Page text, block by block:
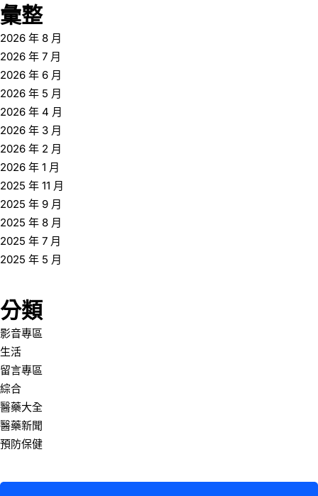
彙整
2026 年 8 月
2026 年 7 月
2026 年 6 月
2026 年 5 月
2026 年 4 月
2026 年 3 月
2026 年 2 月
2026 年 1 月
2025 年 11 月
2025 年 9 月
2025 年 8 月
2025 年 7 月
2025 年 5 月
分類
影音專區
生活
留言專區
綜合
醫藥大全
醫藥新聞
預防保健